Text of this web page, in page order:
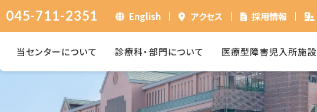
045-711-2351 English アクセス 採用情報
当センターについて 診療科・部門について 医療型障害児入所施設